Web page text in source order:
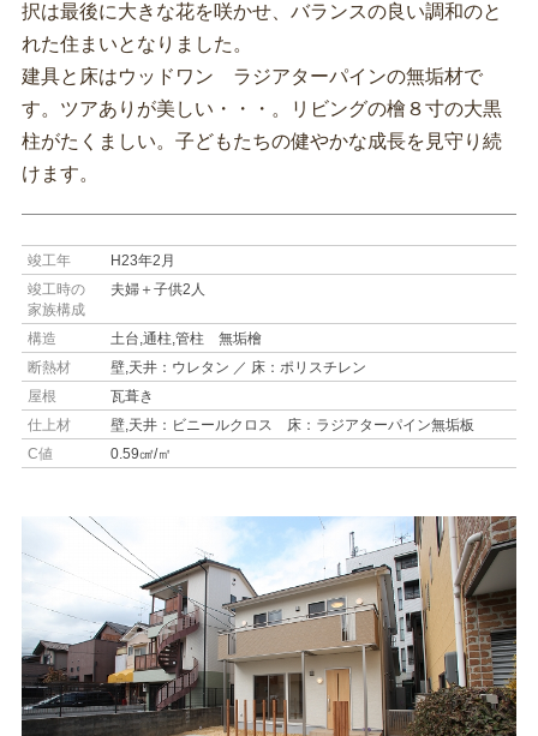
択は最後に大きな花を咲かせ、バランスの良い調和のと
れた住まいとなりました。
建具と床はウッドワン ラジアターパインの無垢材で
す。ツアありが美しい・・・。リビングの檜８寸の大黒
柱がたくましい。子どもたちの健やかな成長を見守り続
けます。
竣工年
H23年2月
竣工時の
家族構成
夫婦＋子供2人
構造
土台,通柱,管柱 無垢檜
断熱材
壁,天井：ウレタン ／ 床：ポリスチレン
屋根
瓦葺き
仕上材
壁,天井：ビニールクロス 床：ラジアターパイン無垢板
C値
0.59㎠/㎡